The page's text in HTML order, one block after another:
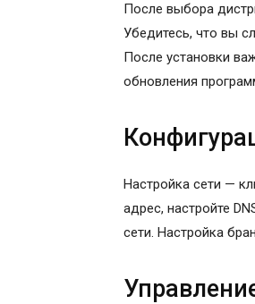
После выбора
Убедитесь, что вы
После установки
обновления
Настройка сети —
адрес, настройте
сети. Настройка